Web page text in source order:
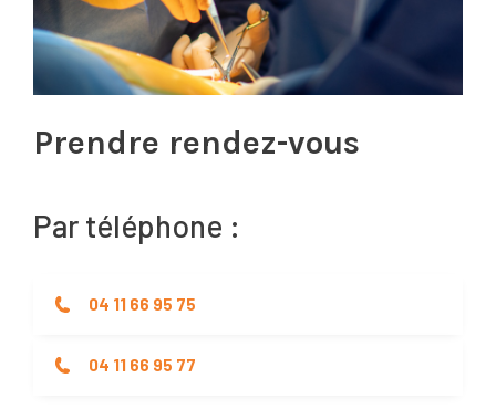
Prendre rendez-vous
Par téléphone :
04 11 66 95 75
04 11 66 95 77